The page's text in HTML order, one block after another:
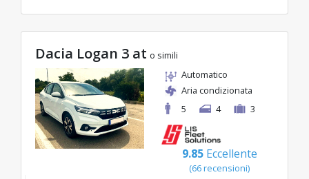
Dacia Logan 3 at o simili
Automatico
Aria condizionata
5
4 3
9.85 Eccellente
(66 recensioni)